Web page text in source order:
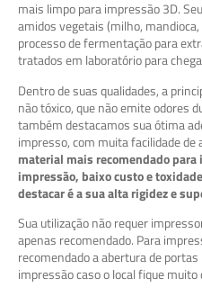
mais limpo para impressão 3D.
amidos vegetais (milho,
processo de fermentação para
tratados em laboratório para
Dentro de suas qualidades, a
não tóxico, que não emite odores
também destacamos sua ótima
impresso, com muita facilidade de
material mais recomendado
impressão, baixo custo e
destacar é a sua alta rigidez e
Sua utilização não requer
apenas recomendado. Para
recomendado a abertura de
impressão caso o local fique muito